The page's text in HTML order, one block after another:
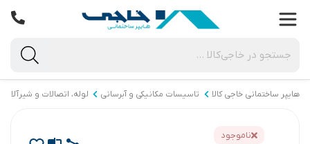
هایپر ساختمانی خاجی‌ کالا تاسیسات مکانیکی و آبرسانی لوله، اتصالات و شیرآلات
ناموجود